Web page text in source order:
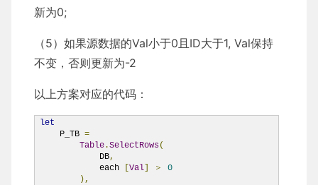
新为0;
（5）如果源数据的Val小于0且ID大于1, Val保持
不变，否则更新为-2
以上方案对应的代码：
let
    P_TB
=
Table .SelectRows(
            DB
,
            each
[Val] ＞
0
),